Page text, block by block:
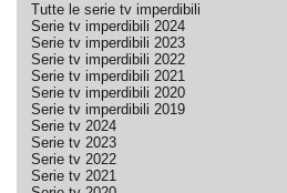
Tutte le serie tv imperdibili
Serie tv imperdibili 2024
Serie tv imperdibili 2023
Serie tv imperdibili 2022
Serie tv imperdibili 2021
Serie tv imperdibili 2020
Serie tv imperdibili 2019
Serie tv 2024
Serie tv 2023
Serie tv 2022
Serie tv 2021